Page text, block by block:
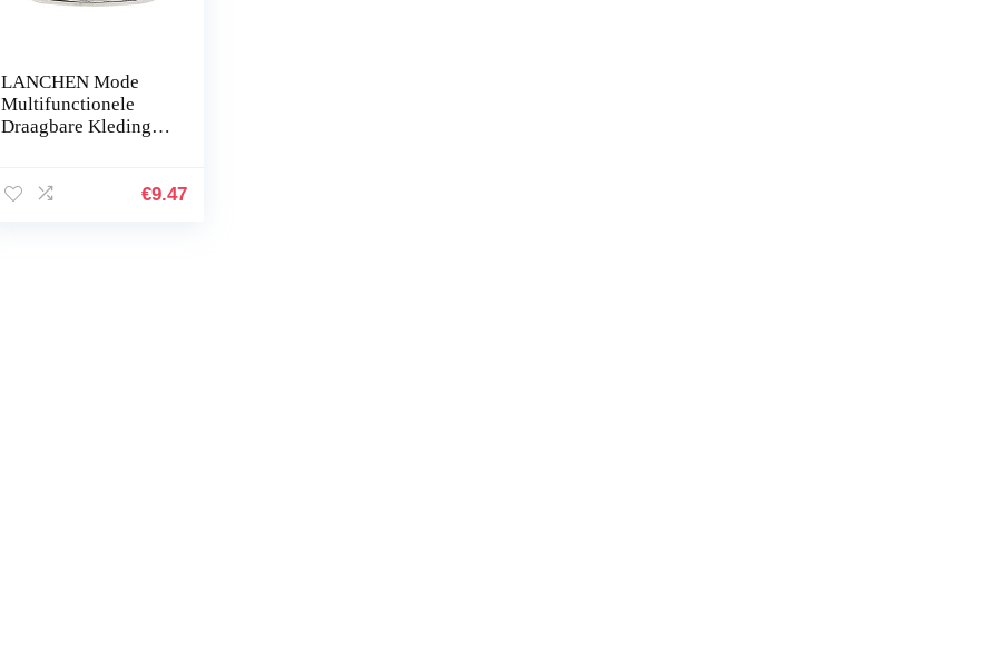
LANCHEN Mode
Multifunctionele
Draagbare Kleding
Bril Headset Lijn
€9.47